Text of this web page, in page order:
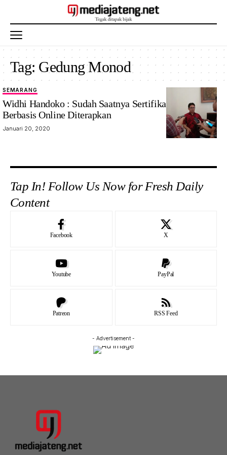
Tag: Gedung Monod
SEMARANG
Widhi Handoko : Sudah Saatnya Sertifikasi Tanah
Berbasis Online Diterapkan
Januari 20, 2020
Tap In! Follow Us Now for Fresh Daily
Content
Facebook X
Youtube PayPal
Patreon RSS Feed
- Advertisement -